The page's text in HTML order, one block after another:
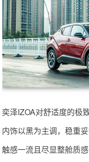
奕泽IZOA对舒适度的极
内饰以黑为主调，稳重
触感一流且尽显整舱质